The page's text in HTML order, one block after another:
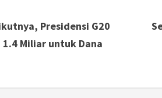
Presidensi G20
Miliar untuk Dana